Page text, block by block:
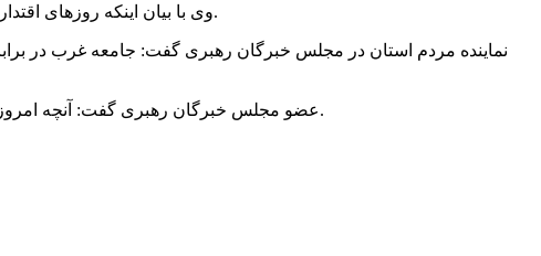
وی با بیان اینکه روزهای اقتدار اقتصادی در پیش است، افزود: با همت مردم و مسئولان از مشکلات اقتصادی هم گذر خواهیم کرد و روزهای خوشی را در پیش داریم.
نماینده مردم استان در مجلس خبرگان رهبری گفت: جامعه غرب در
عضو مجلس خبرگان رهبری گفت: آنچه امروز در جامعه بین‌المللی قابل مشاهده است مرگ حیات حقیقی انسانی است و اسلام آمده است تا حیات انسانی را به جهانیان عرضه کند.